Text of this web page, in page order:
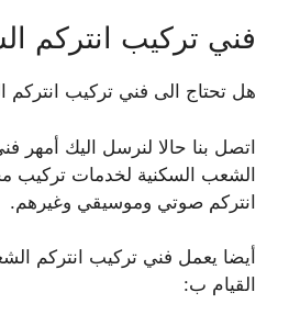
فني تركيب انتركم
هل تحتاج الى فني تركيب انتركم
اتصل بنا حالا لنرسل اليك أمهر
الشعب السكنية لخدمات تركيب
انتركم صوتي وموسيقي وغيرهم.
أيضا يعمل فني تركيب انتركم
القيام ب: